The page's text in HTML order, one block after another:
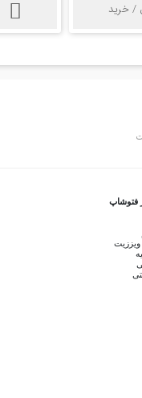
خرید
فتوشاپ
ویززیت